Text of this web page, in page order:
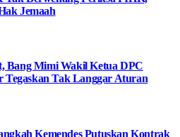
Jemaah
Bang Mimi Wakil Ketua DPC
Tak Langgar Aturan
Kemendes Putuskan Kontrak